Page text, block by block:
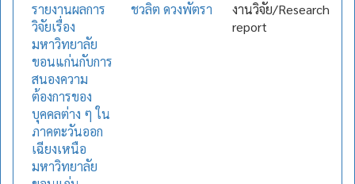
รายงานผลการ
วิจัยเรื่อง
มหาวิทยาลัย
ขอนแก่นกับการ
สนองความ
ต้องการของ
บุคคลต่าง ๆ ใน
ภาคตะวันออก
เฉียงเหนือ
มหาวิทยาลัย
ชวลิต ดวงพัตรา
งานวิจัย/Research
report